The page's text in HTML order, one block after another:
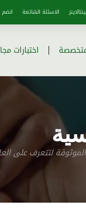
الاسئلة الشائعة انضم
متخصصة اختبارات
لتتعرف على